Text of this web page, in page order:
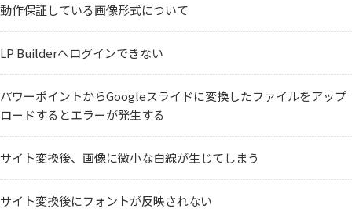
動作保証している画像形式について
LP Builderへログインできない
パワーポイントからGoogleスライドに変換したファイルをアップ
ロードするとエラーが発生する
サイト変換後、画像に微小な白線が生じてしまう
サイト変換後にフォントが反映されない